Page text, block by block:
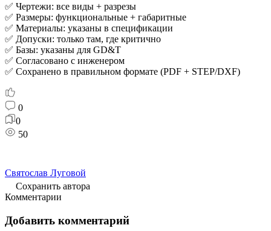
✅ Чертежи: все виды + разрезы
✅ Размеры: функциональные + габаритные
✅ Материалы: указаны в спецификации
✅ Допуски: только там, где критично
✅ Базы: указаны для GD&T
✅ Согласовано с инженером
✅ Сохранено в правильном формате (PDF + STEP/DXF)
0
0
50
Святослав Луговой
Сохранить автора
Комментарии
Добавить комментарий